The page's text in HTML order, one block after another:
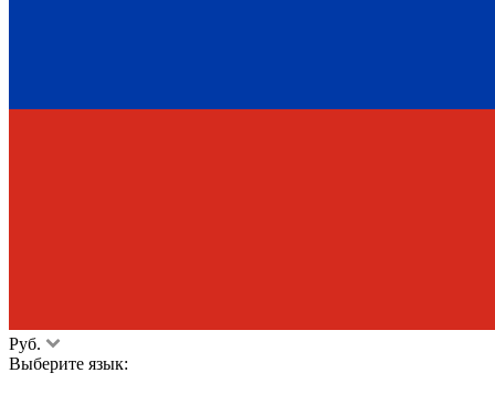
Руб.
Выберите язык: